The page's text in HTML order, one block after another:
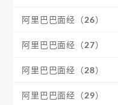
阿里巴巴面经（26）
阿里巴巴面经（27）
阿里巴巴面经（28）
阿里巴巴面经（29）